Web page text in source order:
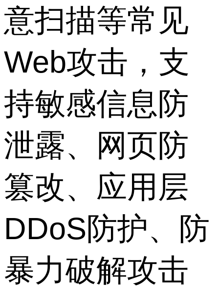
意扫描等常见
Web攻击，支
持敏感信息防
泄露、网页防
篡改、应用层
DDoS防护、防
暴力破解攻击